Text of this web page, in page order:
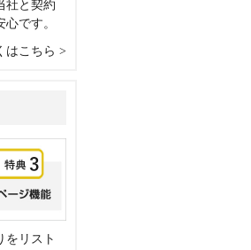
社と契約
です。
はこちら
をリスト